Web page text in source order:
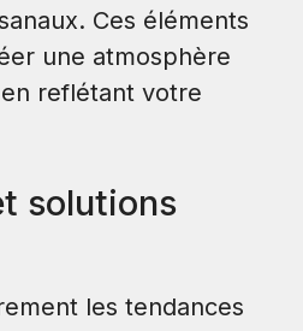
Ces éléments
une atmosphère
reflétant votre
solutions
les tendances